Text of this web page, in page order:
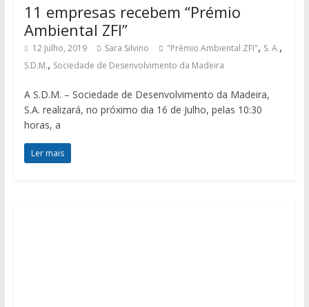
11 empresas recebem “Prémio
Ambiental ZFI”
12 Julho, 2019 Sara Silvino "Prémio Ambiental ZFI", S. A.,
S.D.M., Sociedade de Desenvolvimento da Madeira
A S.D.M. – Sociedade de Desenvolvimento da Madeira,
S.A. realizará, no próximo dia 16 de Julho, pelas 10:30
horas, a
Ler mais